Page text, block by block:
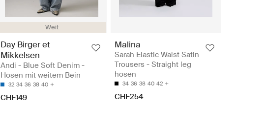
Weit
Day Birger et
Mikkelsen
Andi - Blue Soft Denim -
Hosen mit weitem Bein
32 34 36 38 40
CHF149
Malina
Sarah Elastic Waist Satin
Trousers - Straight leg
hosen
34 36 38 40 42
CHF254